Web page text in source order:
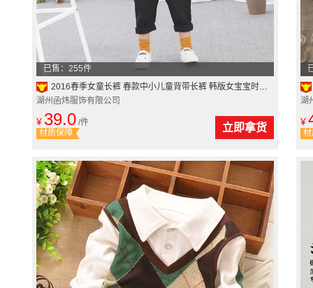
已售：255件
2016春季女童长裤 春款中小儿童背带长裤 韩版女宝宝时尚连身长裤
湖州函炜服饰有限公司
¥ 39.0 /件
材质保障
立即拿货
湖
¥